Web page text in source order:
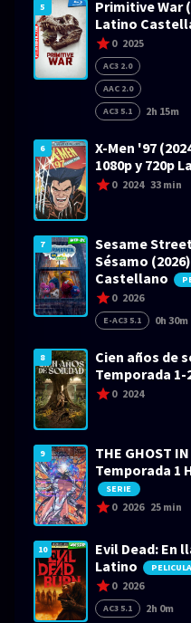
5
Primitive War
Latino
0 2025
AC3 2.0
AAC 2.0
AC3 5.1
2h 15m
6
X-Men '97
1080p y 720p
0 2024 33 min
7
Sesame
Sésamo
Castellano
0 2026
E-AC3 5.1 0h 30m
8
Cien años de
Temporada 1-
0 2024
9
THE GHOST
Temporada 1
SERIE
0 2026 25 min
10
Evil Dead: En
Latino
PELICULA
0 2026
AC3 5.1 2h 0m